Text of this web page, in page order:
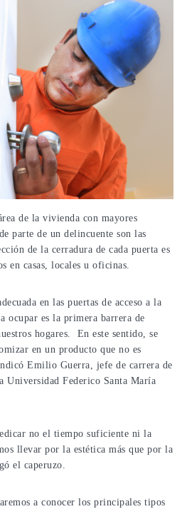
de la vivienda con mayores
parte de un delincuente son las
de la cerradura de cada puerta es
en casas, locales u oficinas.
en las puertas de acceso a la
ocupar es la primera barrera de
hogares. En este sentido, se
en un producto que no es
Emilio Guerra, jefe de carrera de
Universidad Federico Santa María
no el tiempo suficiente ni la
llevar por la estética más que por la
el caperuzo.
a conocer los principales tipos